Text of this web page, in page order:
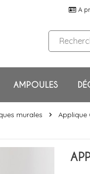
A
AMPOULES
murales chevron_right Applique